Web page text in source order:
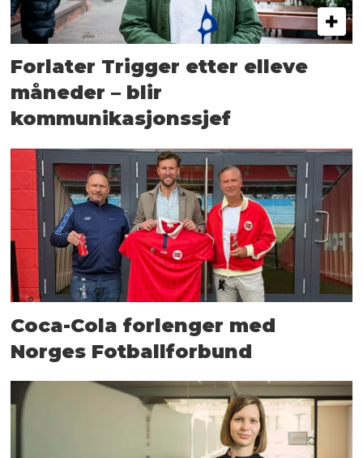
Forlater Trigger etter elleve
måneder – blir
kommunikasjonssjef
Coca-Cola forlenger med
Norges Fotballforbund